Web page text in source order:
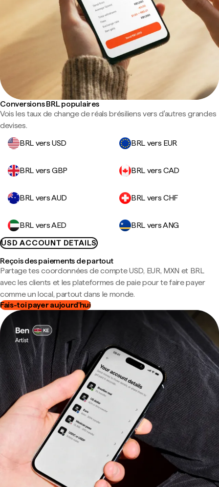
Conversions BRL populaires
Vois les taux de change de réals brésiliens vers d'autres grandes
devises.
BRL vers USD
BRL vers EUR
BRL vers GBP BRL vers CAD
BRL vers AUD BRL vers CHF
BRL vers AED
BRL vers ANG
USD ACCOUNT DETAILS
Reçois des paiements de partout
Partage tes coordonnées de compte USD, EUR, MXN et BRL
avec les clients et les plateformes de paie pour te faire payer
comme un local, partout dans le monde.
Fais-toi payer aujourd'hui